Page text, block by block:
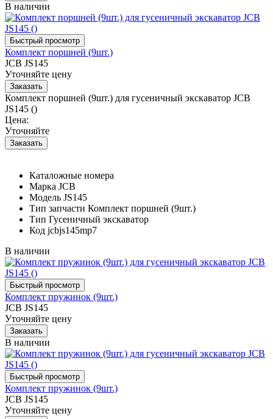
В наличии
Комплект поршней (9шт.)
JCB JS145
Уточняйте цену
Комплект поршней (9шт.) для гусеничный экскаватор JCB
JS145 ()
Цена:
Уточняйте
Каталожные номера
Марка JCB
Модель JS145
Тип запчасти Комплект поршней (9шт.)
Тип Гусеничный экскаватор
Код jcbjs145mp7
В наличии
Комплект пружинок (9шт.)
JCB JS145
Уточняйте цену
В наличии
Комплект пружинок (9шт.)
JCB JS145
Уточняйте цену